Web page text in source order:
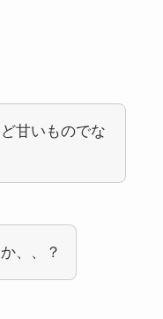
甘いものでな
、、？